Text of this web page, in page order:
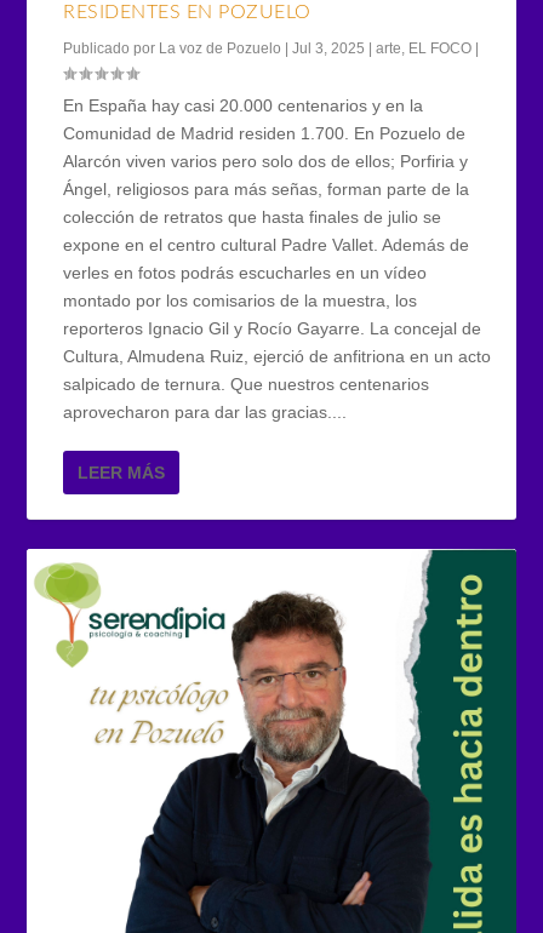
RESIDENTES EN POZUELO
Publicado por La voz de Pozuelo |Jul 3, 2025 |arte EL FOCO |
En España hay casi 20.000 centenarios y en la
Comunidad de Madrid residen 1.700. En Pozuelo de
Alarcón viven varios pero solo dos de ellos; Porfiria y
Ángel, religiosos para más señas, forman parte de la
colección de retratos que hasta finales de julio se
expone en el centro cultural Padre Vallet. Además de
verles en fotos podrás escucharles en un vídeo
montado por los comisarios de la muestra, los
reporteros Ignacio Gil y Rocío Gayarre. La concejal de
Cultura, Almudena Ruiz, ejerció de anfitriona en un acto
salpicado de ternura. Que nuestros centenarios
aprovecharon para dar las gracias....
LEER MÁS